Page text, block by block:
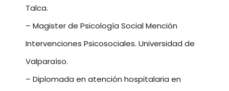
Talca.
– Magister de Psicología Social Mención
Intervenciones Psicosociales. Universidad de
Valparaíso.
– Diplomada en atención hospitalaria en